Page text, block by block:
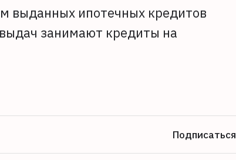
выданных ипотечных кредитов
занимают кредиты на
Подписаться